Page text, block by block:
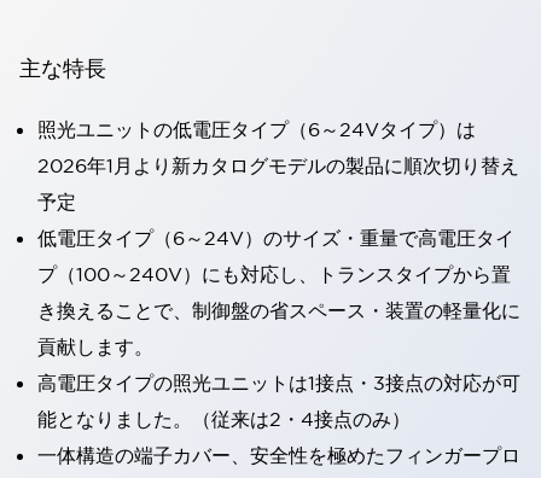
主な特長
照光ユニットの低電圧タイプ（6～24Vタイプ）は
2026年1月より新カタログモデルの製品に順次切り替え
予定
低電圧タイプ（6～24V）のサイズ・重量で高電圧タイ
プ（100～240V）にも対応し、トランスタイプから置
き換えることで、制御盤の省スペース・装置の軽量化に
貢献します。
高電圧タイプの照光ユニットは1接点・3接点の対応が可
能となりました。（従来は2・4接点のみ）
一体構造の端子カバー、安全性を極めたフィンガープロ